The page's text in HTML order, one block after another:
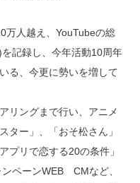
万人越え、YouTubeの総
記録し、今年活動10周年
る、今更に勢いを増して
リングまで行い、アニメ
ター」、「おそ松さん」
プリで恋する20の条件」
ペーンWEB CMなど、